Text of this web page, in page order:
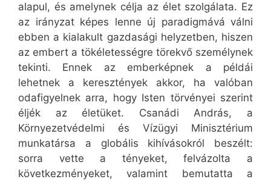
alapul, és amelynek célja az élet szolgálata. Ez
az irányzat képes lenne új paradigmává válni
ebben a kialakult gazdasági helyzetben, hiszen
az embert a tökéletességre törekvő személynek
tekinti. Ennek az emberképnek a példái
lehetnek a keresztények akkor, ha valóban
odafigyelnek arra, hogy Isten törvényei szerint
éljék az életüket. Csanádi András, a
Környezetvédelmi és Vízügyi Minisztérium
munkatársa a globális kihívásokról beszélt:
sorra vette a tényeket, felvázolta a
következményeket, valamint bemutatta a